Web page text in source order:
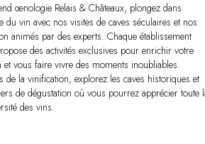
œnologie Relais & Châteaux, plongez dans
du vin avec nos visites de caves séculaires et nos
animés par des experts. Chaque établissement
des activités exclusives pour enrichir votre
et vous faire vivre des moments inoubliables.
de la vinification, explorez les caves historiques et
de dégustation où vous pourrez apprécier toute
des vins.